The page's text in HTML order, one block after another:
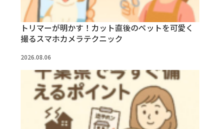
トリマーが明かす！カット直後のペットを可愛く
撮るスマホカメラテクニック
2026.08.06